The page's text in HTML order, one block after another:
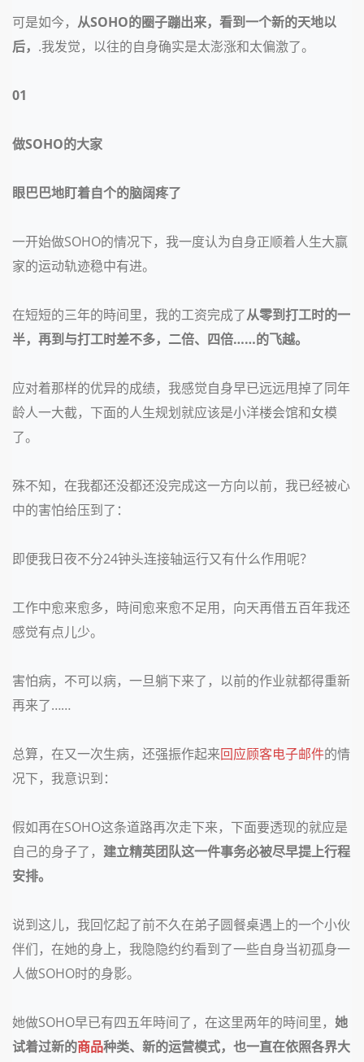
可是如今， 从SOHO的圈子蹦出来，看到一个新的天地以
后， .我发觉，以往的自身确实是太澎涨和太偏激了。
01
做SOHO的大家
眼巴巴地盯着自个的脑阔疼了
一开始做SOHO的情况下，我一度认为自身正顺着人生大赢
家的运动轨迹稳中有进。
在短短的三年的時间里，我的工资完成了从零到打工时的一
半，再到与打工时差不多，二倍、四倍……的飞越。
应对着那样的优异的成绩，我感觉自身早已远远甩掉了同年
龄人一大截，下面的人生规划就应该是小洋楼会馆和女模
了。
殊不知，在我都还没都还没完成这一方向以前，我已经被心
中的害怕给压到了：
即便我日夜不分24钟头连接轴运行又有什么作用呢？
工作中愈来愈多，時间愈来愈不足用，向天再借五百年我还
感觉有点儿少。
害怕病，不可以病，一旦躺下来了，以前的作业就都得重新
再来了……
总算，在又一次生病，还强振作起来回应顾客电子邮件的情
况下，我意识到：
假如再在SOHO这条道路再次走下来，下面要透现的就应是
自己的身子了， 建立精英团队这一件事务必被尽早提上行程
安排。
说到这儿，我回忆起了前不久在弟子圆餐桌遇上的一个小伙
伴们，在她的身上，我隐隐约约看到了一些自身当初孤身一
人做SOHO时的身影。
她做SOHO早已有四五年時间了，在这里两年的時间里， 她
试着过新的商品种类、新的运营模式，也一直在依照各界大